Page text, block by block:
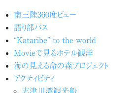
南三陸360度ビュー
語り部バス
“Kataribe” to the world
Movieで見るホテル観洋
海の見える命の森プロジェクト
アクティビティ
志津川湾観光船